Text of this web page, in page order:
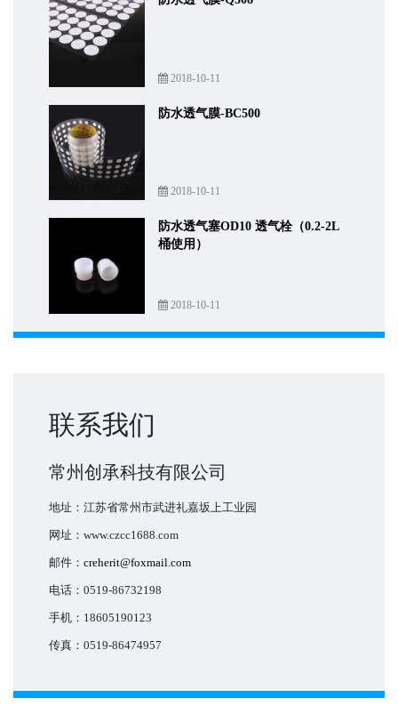
2018-10-11
防水透气膜-BC500
2018-10-11
防水透气塞OD10 透气栓（0.2-2L
桶使用）
2018-10-11
联系我们
常州创承科技有限公司
地址：江苏省常州市武进礼嘉坂上工业园
网址：www.czcc1688.com
邮件： creherit@foxmail.com
电话：0519-86732198
手机：18605190123
传真：0519-86474957